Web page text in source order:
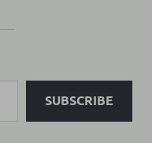
SUBSCRIBE